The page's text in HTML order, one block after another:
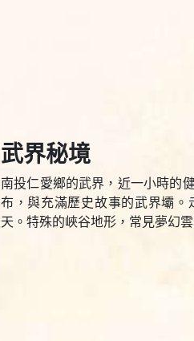
武界秘境
南投仁愛鄉的武界，近一小時的
布，與充滿歷史故事的武界壩
天。特殊的峽谷地形，常見夢幻